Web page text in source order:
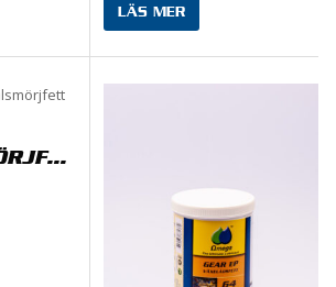
LÄS MER
CENTRALSMÖRJFETT